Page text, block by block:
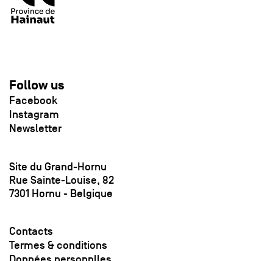
Follow us
Facebook
Instagram
Newsletter
Site du Grand-Hornu
Rue Sainte-Louise, 82
7301 Hornu - Belgique
Contacts
Termes & conditions